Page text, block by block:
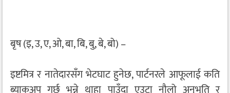
बृष (इ, उ, ए, ओ, बा, बि, बु, बे, बो) –
इष्टमित्र र नातेदारसँग भेटघाट हुनेछ, पार्टनरले आफूलाई कति